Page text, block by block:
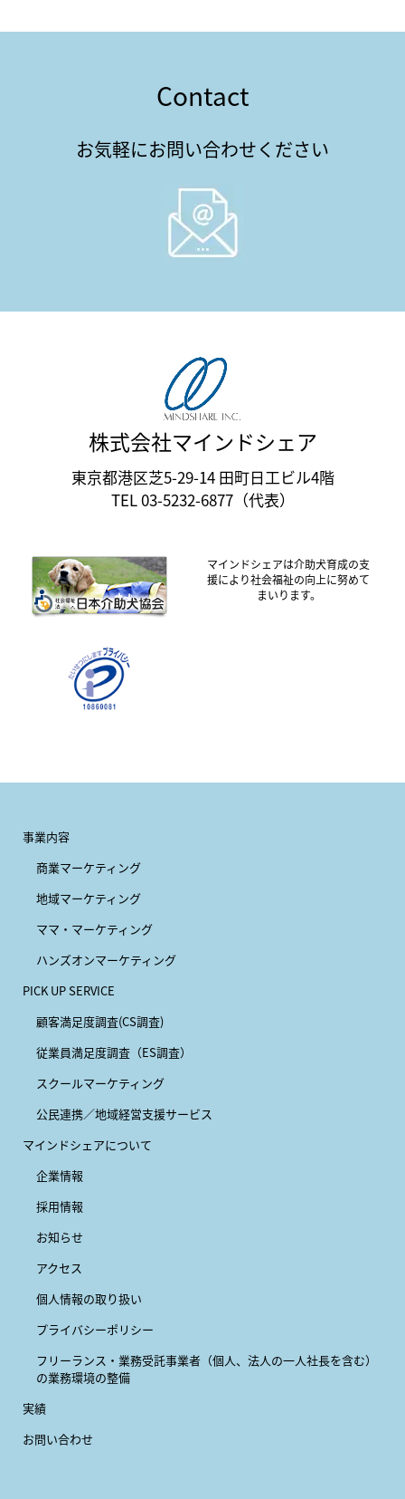
Contact
お気軽にお問い合わせください
株式会社マインドシェア
東京都港区芝5-29-14 田町日工ビル4階
TEL 03-5232-6877（代表）
マインドシェアは介助犬育成の支
援により社会福祉の向上に努めて
まいります。
事業内容
商業マーケティング
地域マーケティング
ママ・マーケティング
ハンズオンマーケティング
PICK UP SERVICE
顧客満足度調査(CS調査)
従業員満足度調査（ES調査）
スクールマーケティング
公民連携／地域経営支援サービス
マインドシェアについて
企業情報
採用情報
お知らせ
アクセス
個人情報の取り扱い
プライバシーポリシー
フリーランス・業務受託事業者 （個人、法人の一人社長を含む）
の業務環境の整備
実績
お問い合わせ